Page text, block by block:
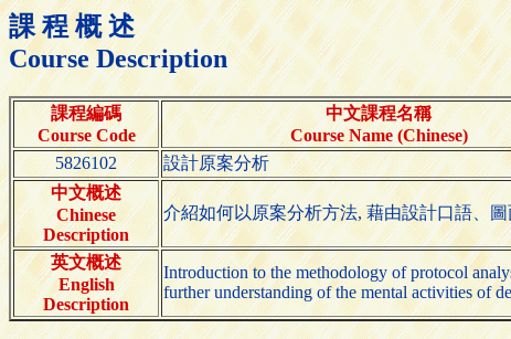
課 程 概 述
Course Description
課程編碼
Course Code
中文課程名稱
Course Name (Chinese)
5826102
設計原案分析
中文概述
Chinese
Description
介紹如何以原案分析方法, 藉由設計口語、
英文概述
English
Description
Introduction to the methodology of protocol
further understanding of the mental activities of